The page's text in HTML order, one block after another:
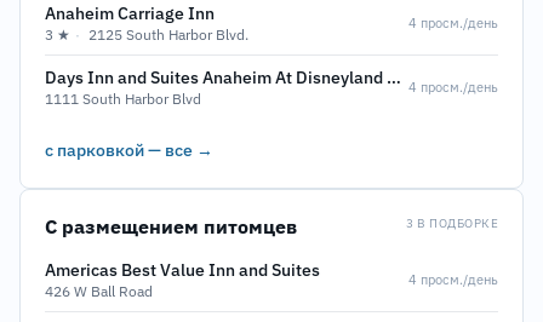
Anaheim Carriage Inn
3 ★ · 2125 South Harbor Blvd.
4 просм./день
Days Inn and Suites Anaheim At Disneyland Park
1111 South Harbor Blvd
4 просм./день
с парковкой — все →
С размещением питомцев 3 В ПОДБОРКЕ
Americas Best Value Inn and Suites
426 W Ball Road
4 просм./день